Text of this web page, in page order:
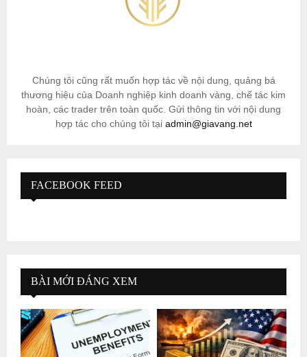
Chúng tôi cũng rất muốn hợp tác về nội dung, quảng bá
thương hiệu của Doanh nghiệp kinh doanh vàng, chế tác kim
hoàn, các trader trên toàn quốc. Gửi thông tin với nội dung
hợp tác cho chúng tôi tại admin@giavang.net
FACEBOOK FEED
BÀI MỚI ĐÁNG XEM